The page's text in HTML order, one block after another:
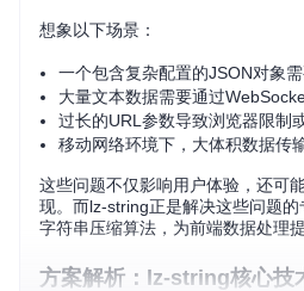
想象以下场景：
一个包含复杂配置的JSON对象
大量文本数据需要通过
过长的URL参数导致浏览器限制
移动网络环境下，大体积数据传
这些问题不仅影响用户体验，还可
现。而lz-string正是解决这些问题
字符串压缩算法，为前端数据处理
方案解析：lz-string核心技